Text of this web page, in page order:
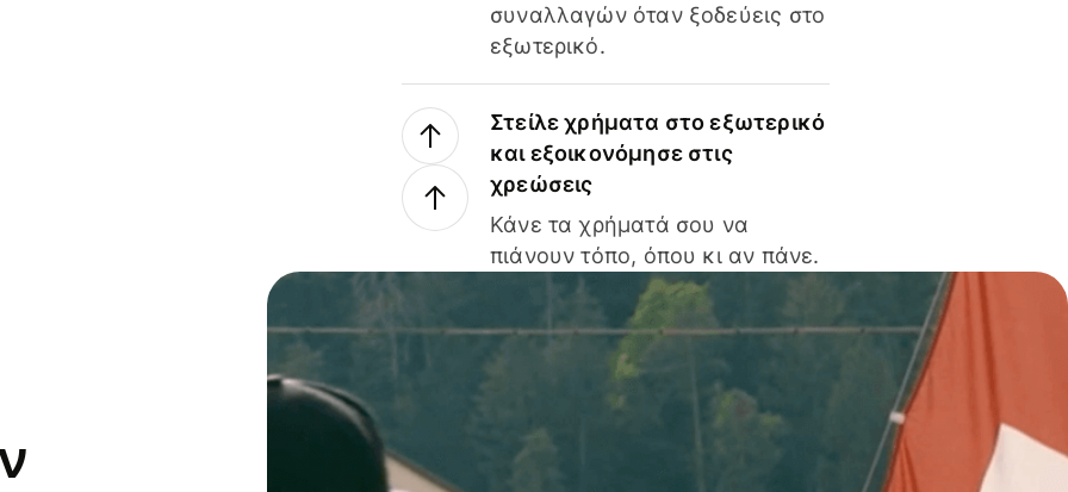
συναλλαγών όταν ξοδεύεις στο
εξωτερικό.
Στείλε χρήματα στο εξωτερικό
και εξοικονόμησε στις
χρεώσεις
Κάνε τα χρήματά σου να
πιάνουν τόπο, όπου κι αν πάνε.